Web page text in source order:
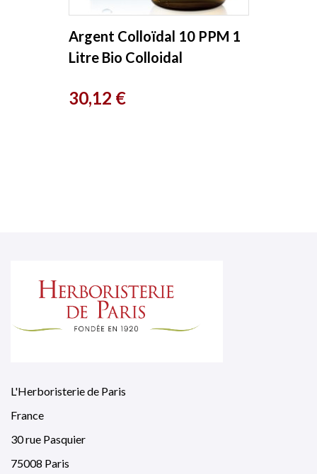
Argent Colloïdal 10 PPM 1
Litre Bio Colloidal
Prix
30,12 €
L'Herboristerie de Paris
France
30 rue Pasquier
75008 Paris